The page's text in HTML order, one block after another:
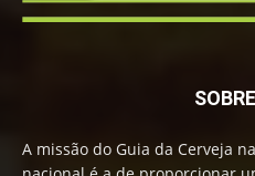
A missão do Guia da Cerveja